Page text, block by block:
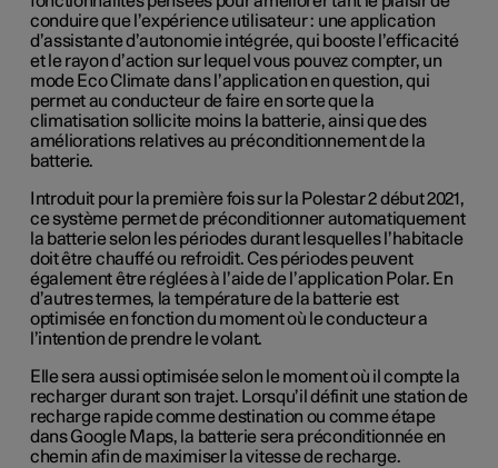
conduire que l’expérience utilisateur : une application
d’assistante d’autonomie intégrée, qui booste l’efficacité
et le rayon d’action sur lequel vous pouvez compter, un
mode Eco Climate dans l’application en question, qui
permet au conducteur de faire en sorte que la
climatisation sollicite moins la batterie, ainsi que des
améliorations relatives au préconditionnement de la
batterie.
Introduit pour la première fois sur la Polestar 2 début 2021,
ce système permet de préconditionner automatiquement
la batterie selon les périodes durant lesquelles l’habitacle
doit être chauffé ou refroidit. Ces périodes peuvent
également être réglées à l’aide de l’application Polar. En
d’autres termes, la température de la batterie est
optimisée en fonction du moment où le conducteur a
l’intention de prendre le volant.
Elle sera aussi optimisée selon le moment où il compte la
recharger durant son trajet. Lorsqu’il définit une station de
recharge rapide comme destination ou comme étape
dans Google Maps, la batterie sera préconditionnée en
chemin afin de maximiser la vitesse de recharge.